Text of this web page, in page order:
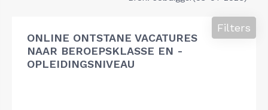
ONLINE ONTSTANE VACATURES
NAAR BEROEPSKLASSE EN -
OPLEIDINGSNIVEAU
Filters